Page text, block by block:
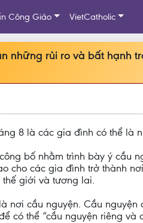
Công Giáo VietCatholic
những rủi ro và bất hạnh
8 là các gia đình có thể là
bố nhằm trình bày ý cầu
cho các gia đình trở thành
giới và tương lai.
nơi cầu nguyện. Cầu
có thể “cầu nguyện riêng và